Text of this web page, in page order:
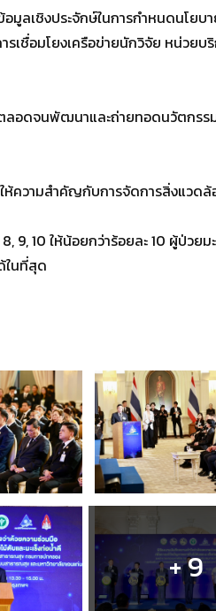
มูลเชิงประจักษ์ในการกำหนดนโยบ
เชื่อมโยงเครือข่ายนักวิจัย หน่วยบ
ลอดจนพัฒนาและถ่ายทอดนวัตกรร
ความสำคัญกับการจัดการสิ่งแวดล้
10 ให้น้อยกว่าร้อยละ 10 ผู้ป่วยม
ในที่สุด
+ 9